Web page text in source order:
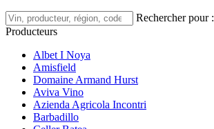
Rechercher pour :
Producteurs
Albet I Noya
Amisfield
Domaine Armand Hurst
Aviva Vino
Azienda Agricola Incontri
Barbadillo